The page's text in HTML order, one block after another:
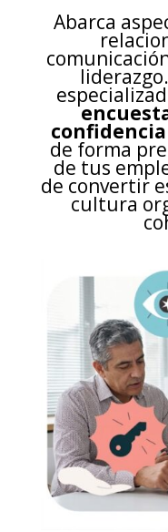
Abarca
de forma
de tus
de convertir
cultura